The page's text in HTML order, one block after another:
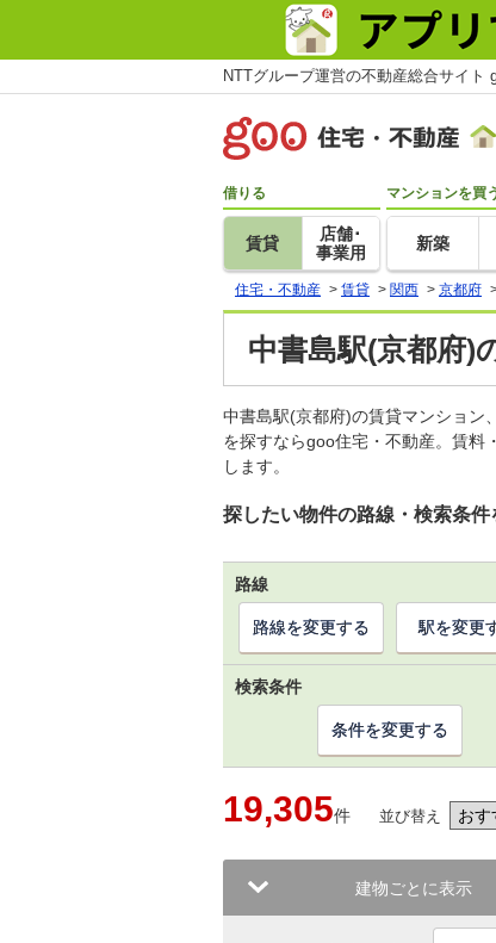
NTTグループ運営の不動産総合サイト
借りる
賃貸
店舗･
事業用
マンションを買
新築
住宅・不動産 > 賃貸 > 関西 > 京都府
中書島駅(京都府)
中書島駅(京都府)の賃貸マンション
を探すならgoo住宅・不動産。賃料
します。
探したい物件の路線・検索条
路線
路線を変更する 駅を変更
検索条件
条件を変更する
19,305件 並び替え
建物ごとに表示